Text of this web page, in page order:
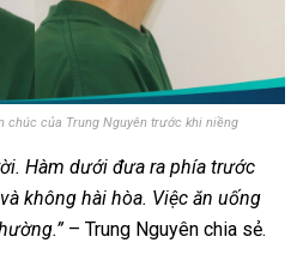
chúc của Trung Nguyên trước khi niềng
Hàm dưới đưa ra phía trước
không hài hòa. Việc ăn uống
– Trung Nguyên chia sẻ.